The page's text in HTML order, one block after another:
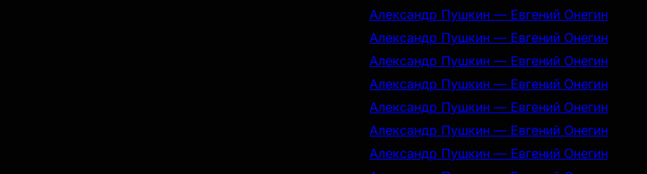
Александр Пушкин — Евгений Онегин
Александр Пушкин — Евгений Онегин
Александр Пушкин — Евгений Онегин
Александр Пушкин — Евгений Онегин
Александр Пушкин — Евгений Онегин
Александр Пушкин — Евгений Онегин
Александр Пушкин — Евгений Онегин